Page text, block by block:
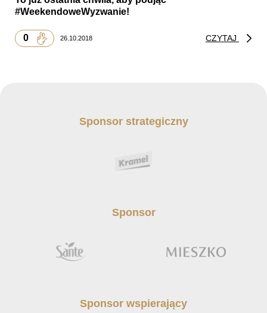
#WeekendoweWyzwanie!
0 26.10.2018 CZYTAJ
Sponsor strategiczny
Sponsor
Sponsor wspierający